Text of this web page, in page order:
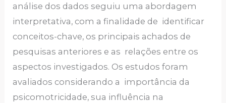
análise dos dados seguiu uma abordagem
interpretativa, com a finalidade de identificar
conceitos-chave, os principais achados de
pesquisas anteriores e as relações entre os
aspectos investigados. Os estudos foram
avaliados considerando a importância da
psicomotricidade, sua influência na